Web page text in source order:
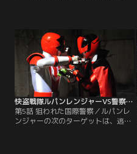
滉星）たちがやって来る。もしやル
パンレンジャーの正体がバレた！？
そんな中、街にギャングラー怪人ナ
メーロ・バッチョが出現し、高層ビ
ルを巨大なドグラニオ像に造り替え
ていく。
快盗戦隊ルパンレンジャーVS警察戦隊パトレンジャー 第05話
第5話 狙われた国際警察／ルパンレ
ンジャーの次のターゲットは、逃げ